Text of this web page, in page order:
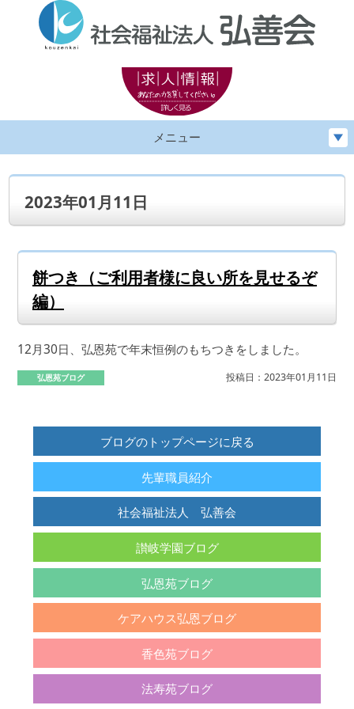
メニュー
2023年01月11日
餅つき（ご利用者様に良い所を見せるぞ
編）
12月30日、弘恩苑で年末恒例のもちつきをしました。
弘恩苑ブログ 投稿日：2023年01月11日
ブログのトップページに戻る
先輩職員紹介
社会福祉法人 弘善会
讃岐学園ブログ
弘恩苑ブログ
ケアハウス弘恩ブログ
香色苑ブログ
法寿苑ブログ